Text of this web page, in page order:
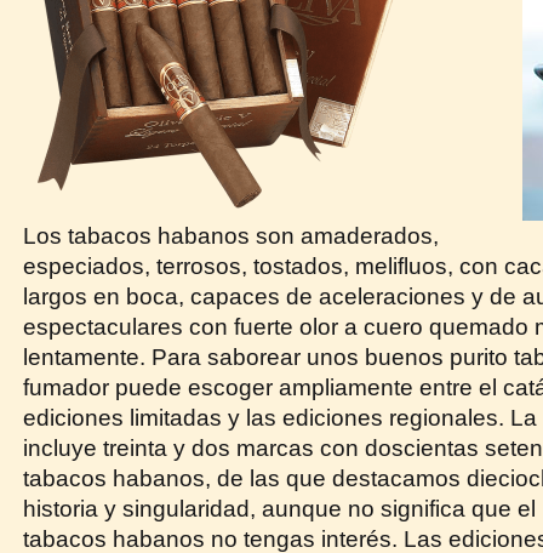
Los tabacos habanos son amaderados,
especiados, terrosos, tostados, melifluos, con
largos en boca, capaces de aceleraciones y de
espectaculares con fuerte olor a cuero quemado
lentamente. Para saborear unos buenos purito
fumador puede escoger ampliamente entre el
ediciones limitadas y las ediciones regionales.
incluye treinta y dos marcas con doscientas
tabacos habanos, de las que destacamos
historia y singularidad, aunque no significa que
tabacos habanos no tengas interés. Las